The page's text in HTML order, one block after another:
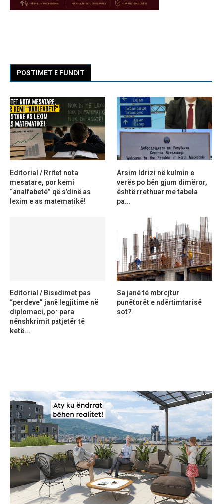
POSTIMET E FUNDIT
Editorial / Rritet nota
mesatare, por kemi
“analfabetë” që s’dinë as
lexim e as matematikë!
Arsim Idrizi në kulmin e
verës po bën gjum dimëror,
është rrethuar me tabela
pa...
Editorial / Bisedimet pas
“perdeve” janë legjitime në
diplomaci, por para
nënshkrimit patjetër të
ketë...
Sa janë të mbrojtur
punëtorët e ndërtimtarisë
sot?